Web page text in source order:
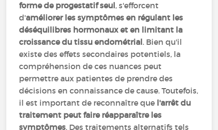
forme de progestatif seul, s'efforcent
d'améliorer les symptômes en régulant les
déséquilibres hormonaux et en limitant la
croissance du tissu endométrial. Bien qu'il
existe des effets secondaires potentiels, la
compréhension de ces nuances peut
permettre aux patientes de prendre des
décisions en connaissance de cause. Toutefois,
il est important de reconnaître que l'arrêt du
traitement peut faire réapparaître les
symptômes. Des traitements alternatifs tels